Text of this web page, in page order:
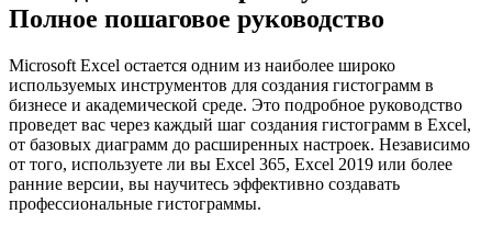
Полное пошаговое руководство
Microsoft Excel остается одним из наиболее широко
используемых инструментов для создания гистограмм в
бизнесе и академической среде. Это подробное руководство
проведет вас через каждый шаг создания гистограмм в Excel,
от базовых диаграмм до расширенных настроек. Независимо
от того, используете ли вы Excel 365, Excel 2019 или более
ранние версии, вы научитесь эффективно создавать
профессиональные гистограммы.